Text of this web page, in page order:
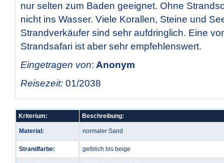
nur selten zum Baden geeignet. Ohne
nicht ins Wasser. Viele Korallen, Steine und
Strandverkäufer sind sehr aufdringlich. Eine
Strandsafari ist aber sehr empfehlenswert.
Eingetragen von: Anonym
Reisezeit: 01/2038
Kriterium: Beschreibung:
Material: normaler Sand
Strandfarbe: gelblich bis beige